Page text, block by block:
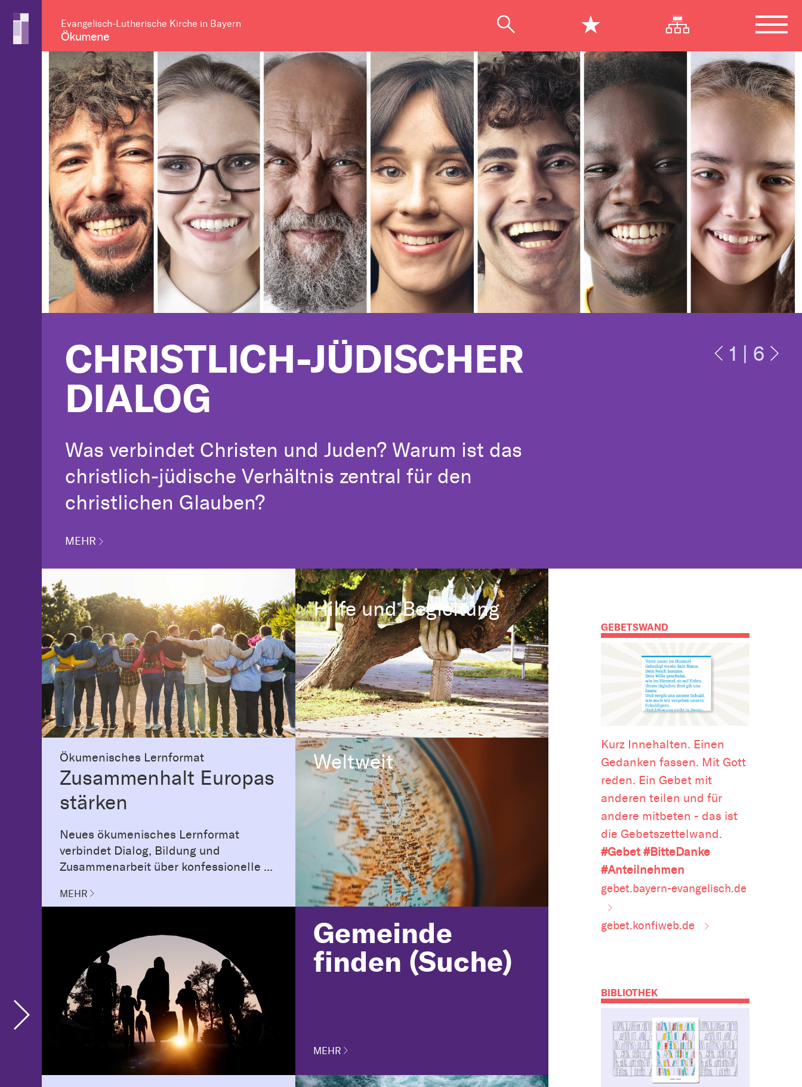
Evangelisch-Lutherische Kirche in Bayern
Ökumene
1 | 6
CHRISTLICH-JÜDISCHER
DIALOG
Was verbindet Christen und Juden? Warum ist das
christlich-jüdische Verhältnis zentral für den
christlichen Glauben?
MEHR
Ökumenisches Lernformat
Zusammenhalt Europas
stärken
Neues ökumenisches Lernformat
verbindet Dialog, Bildung und
Zusammenarbeit über konfessionelle ...
MEHR
Hilfe und Begleitung
Weltweit
Gemeinde
finden (Suche)
MEHR
GEBETSWAND
Kurz Innehalten. Einen
Gedanken fassen. Mit Gott
reden. Ein Gebet mit
anderen teilen und für
andere mitbeten - das ist
die Gebetszettelwand.
#Gebet #BitteDanke
#Anteilnehmen
gebet.bayern-evangelisch.de
gebet.konfiweb.de
BIBLIOTHEK